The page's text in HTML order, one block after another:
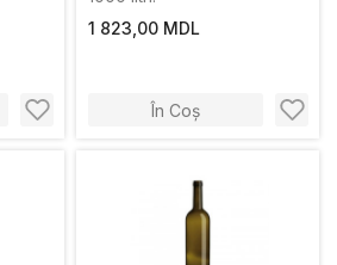
1 823,00 MDL
În Coș